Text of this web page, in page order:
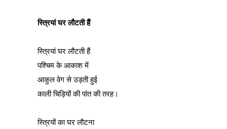
स्त्रियां घर लौटती हैं
स्त्रियां घर लौटती हैं
पश्चिम के आकाश में
आकुल वेग से उड़ती हुई
काली चिड़ियों की पांत की तरह।
स्त्रियों का घर लौटना